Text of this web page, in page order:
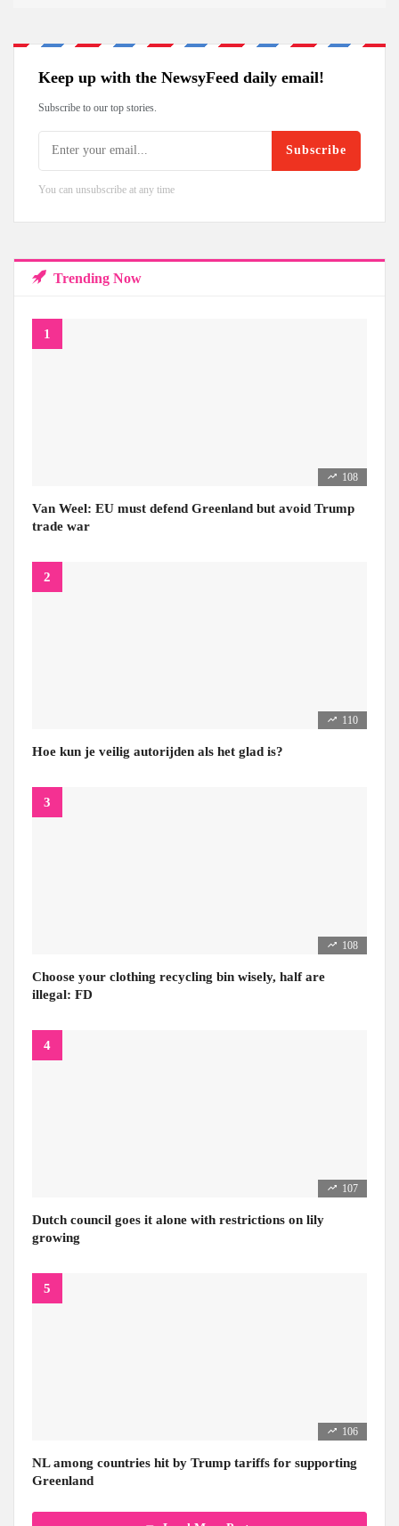
Keep up with the NewsyFeed daily email!
Subscribe to our top stories.
Subscribe
You can unsubscribe at any time
Trending Now
108
Van Weel: EU must defend Greenland but avoid Trump
trade war
110
Hoe kun je veilig autorijden als het glad is?
108
Choose your clothing recycling bin wisely, half are
illegal: FD
107
Dutch council goes it alone with restrictions on lily
growing
106
NL among countries hit by Trump tariffs for supporting
Greenland